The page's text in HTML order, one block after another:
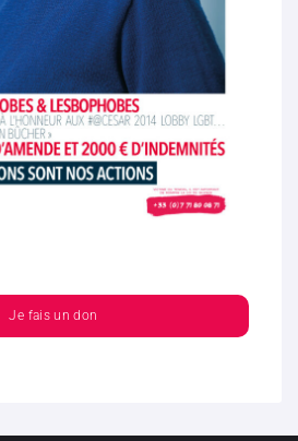
Je fais un don